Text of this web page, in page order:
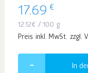
17.69 €
12.12€ / 100 g
Preis inkl. MwSt. zzgl.
In